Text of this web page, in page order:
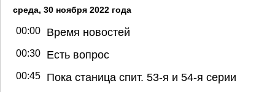
среда, 30 ноября 2022 года
00:00 Время новостей
00:30 Есть вопрос
00:45 Пока станица спит. 53-я и 54-я серии